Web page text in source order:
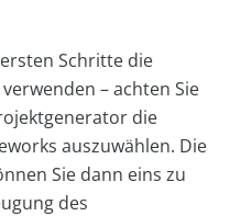
Schritte die
– achten Sie
die
auszuwählen. Die
Sie dann eins zu
des